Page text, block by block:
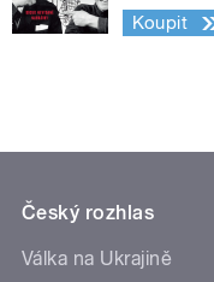
Koupit
Český rozhlas
Válka na Ukrajině